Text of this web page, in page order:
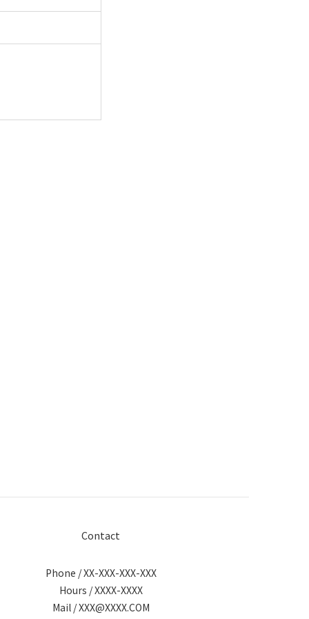
Contact
Phone / XX-XXX-XXX-XXX
Hours / XXXX-XXXX
Mail / XXX@XXXX.COM